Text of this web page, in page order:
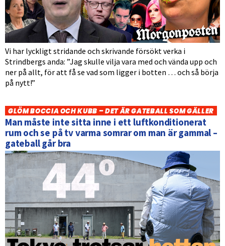
Vi har lyckligt stridande och skrivande försökt verka i
Strindbergs anda: ”Jag skulle vilja vara med och vända upp och
ner på allt, för att få se vad som ligger i botten … och så börja
på nytt!”
GLÖM BOCCIA OCH KUBB – DET ÄR GATEBALL SOM GÄLLER
Man måste inte sitta inne i ett luftkonditionerat
rum och se på tv varma somrar om man är gammal –
gateball går bra